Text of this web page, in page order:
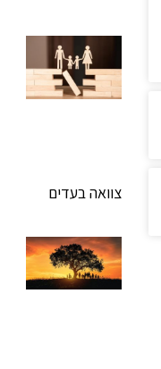
צוואה בעדים